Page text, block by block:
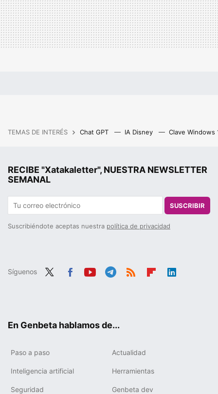
TEMAS DE INTERÉS Chat GPT IA Disney Clave Windows
RECIBE "Xatakaletter", NUESTRA NEWSLETTER
SEMANAL
SUSCRIBIR
Suscribiéndote aceptas nuestra política de privacidad
Síguenos
En Genbeta hablamos de...
Paso a paso Actualidad
Inteligencia artificial Herramientas
Seguridad Genbeta dev